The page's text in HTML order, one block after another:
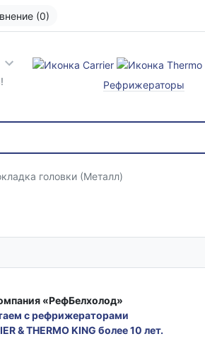
(0)
Рефрижераторы
головки (Металл)
«РефБелхолод»
с рефрижераторами
& THERMO KING более 10 лет.